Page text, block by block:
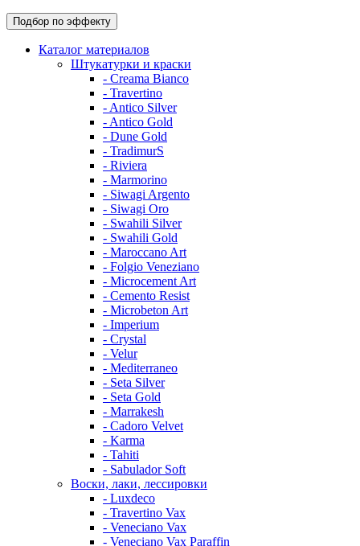
Подбор по эффекту
Каталог материалов
Штукатурки и краски
- Creama Bianco
- Travertino
- Antico Silver
- Antico Gold
- Dune Gold
- TradimurS
- Riviera
- Marmorino
- Siwagi Argento
- Siwagi Oro
- Swahili Silver
- Swahili Gold
- Maroccano Art
- Folgio Veneziano
- Microcement Art
- Cemento Resist
- Microbeton Art
- Imperium
- Crystal
- Velur
- Mediterraneo
- Seta Silver
- Seta Gold
- Marrakesh
- Cadoro Velvet
- Karma
- Tahiti
- Sabulador Soft
Воски, лаки, лессировки
- Luxdeco
- Travertino Vax
- Veneciano Vax
- Veneciano Vax Paraffin